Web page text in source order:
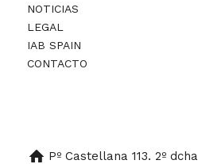
NOTICIAS
LEGAL
IAB SPAIN
CONTACTO
Pº Castellana 113. 2º dcha